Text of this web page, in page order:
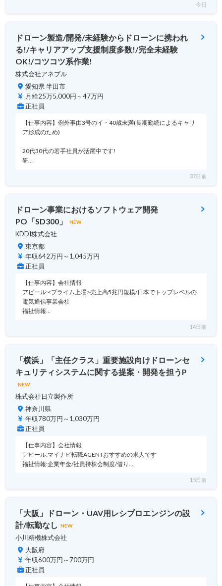
今日
ドローン製造/開発/未経験からドローンに携われ
る!/キャリアアップ支援制度多数!/完全未経験
OK!/コツコツ系作業!
株式会社アネブル
愛知県 半田市
月給25万5,000円～47万円
正社員
【仕事内容】例外事由3号のイ・40歳未満(長期勤続によるキャリ
ア形成のため)
20代30代の若手社員が活躍中です!
研…
37日前
ドローン事業におけるソフトウェア開発
PO「SD300」
NEW
KDDI株式会社
東京都
年収642万円～1,045万円
正社員
【仕事内容】会社情報
アピール:<プライム上場>売上高5兆円規模/日本でトップレベルの
電気通信事業会社
福祉情報…
14日前
「横浜」「主任クラス」重要施設向けドローンセ
キュリティシステムに関する提案・開発を担うP
NEW
株式会社日立製作所
神奈川県
年収780万円～1,030万円
正社員
【仕事内容】会社情報
アピール:マイナビ転職AGENTおすすめの求人です
福祉情報:企業年金/社員持株会制度/借り…
15日前
「大阪」ドローン・UAV用レシプロエンジンの設
計/転勤なし NEW
小川精機株式会社
大阪府
年収600万円～700万円
正社員